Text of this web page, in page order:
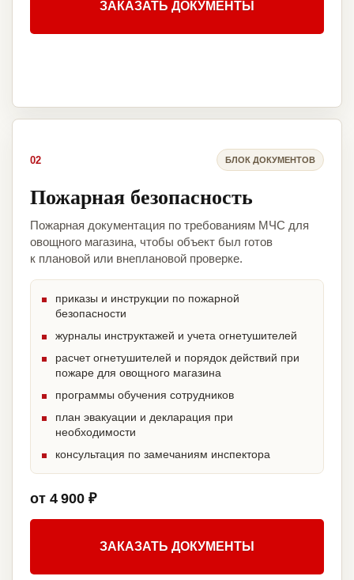
ЗАКАЗАТЬ ДОКУМЕНТЫ
02 БЛОК ДОКУМЕНТОВ
Пожарная безопасность
Пожарная документация по требованиям МЧС для
овощного магазина, чтобы объект был готов
к плановой или внеплановой проверке.
приказы и инструкции по пожарной
безопасности
журналы инструктажей и учета огнетушителей
расчет огнетушителей и порядок действий при
пожаре для овощного магазина
программы обучения сотрудников
план эвакуации и декларация при
необходимости
консультация по замечаниям инспектора
от 4 900 ₽
ЗАКАЗАТЬ ДОКУМЕНТЫ